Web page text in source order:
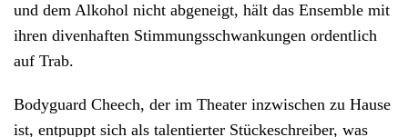
und dem Alkohol nicht abgeneigt, hält das Ensemble mit
ihren divenhaften Stimmungsschwankungen ordentlich
auf Trab.
Bodyguard Cheech, der im Theater inzwischen zu Hause
ist, entpuppt sich als talentierter Stückeschreiber, was